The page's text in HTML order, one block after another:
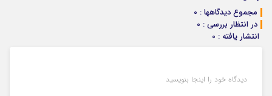
مجموع دیدگاهها : 0
در انتظار بررسی : 0
انتشار یافته : 0
دیدگاه خود را اینجا بنویسید